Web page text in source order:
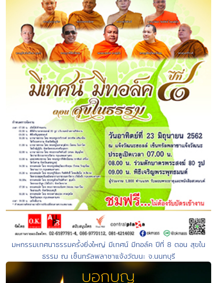
มหกรรมเทศนาธรรมครั้งยิ่งใหญ่ มีเทศน์ มีทอล์ค ปีที่ 8 ตอน สุขใน
ธรรม ณ เซ็นทรัลพลาซาแจ้งวัฒนะ จ.นนทบุรี